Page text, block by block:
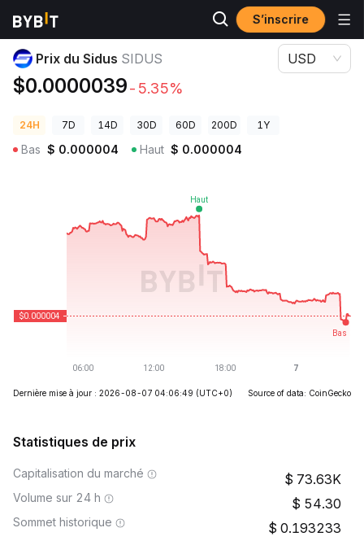
S’inscrire
Prix des cryptos
Prix du Sidus SIDUS
$0.0000039-5.35%
USD
24H 7D 14D 30D 60D 200D 1Y
Bas $ 0.000004 Haut $ 0.000004
Dernière mise à jour : 2026-08-07 04:06:49 (UTC+0) Source of data: CoinGecko
Statistiques de prix
Capitalisation du marché 73.63K
Volume sur 24 h 54.30
Sommet historique 0.193233